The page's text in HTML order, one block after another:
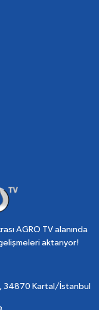
AGRO TV alanında
aktarıyor!
34870 Kartal/İstanbul